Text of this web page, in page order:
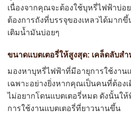
เนื่องจากคุณจะต้องใช้บุหรี่ไฟฟ้าบ่
ต้องการถังที่บรรจุของเหลวได้มากขึ้
เติมน้ำมันบ่อยๆ
ขนาดแบตเตอรี่ให้สูงสุด: เคล็ดลับส
มองหาบุหรี่ไฟฟ้าที่มีอายุการใช้งาน
เฉพาะอย่างยิ่งหากคุณเป็นคนที่ต้อง
ไม่อยากโดนแบตเตอรี่หมด ดังนั้นใ
การใช้งานแบตเตอรี่ที่ยาวนานขึ้น